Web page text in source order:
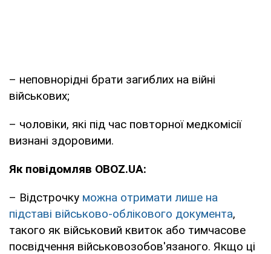
– неповнорідні брати загиблих на війні
військових;
– чоловіки, які під час повторної медкомісії
визнані здоровими.
Як повідомляв OBOZ.UA:
– Відстрочку можна отримати лише на
підставі військово-облікового документа,
такого як військовий квиток або тимчасове
посвідчення військовозобов'язаного. Якщо ці